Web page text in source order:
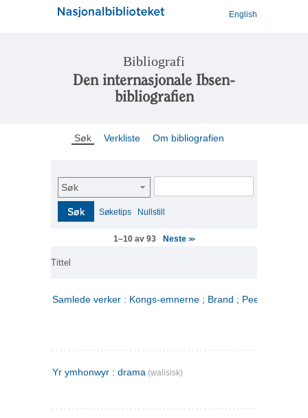
English
Bibliografi
Den internasjonale Ibsen-
bibliografien
Søk Verkliste Om bibliografien
Søk
Søk Søketips Nullstill
1–10 av 93 Neste>>
Tittel
Samlede verker : Kongs-emnerne ; Brand ; Peer Gynt. 2
Yr ymhonwyr : drama (walisisk)